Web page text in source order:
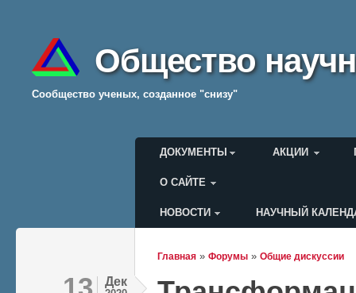
Общество
Cообщество ученых, созданное "снизу"
Главное меню
ДОКУМЕНТЫ АКЦИИ
О САЙТЕ
Меню пользователя
НОВОСТИ НАУЧНЫЙ
Вы здесь
Главная » Форумы » Общие дискуссии
13 Дек